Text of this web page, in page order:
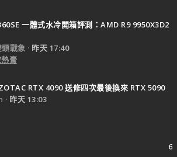
一體式水冷開箱評測：AMD R9 9950X3D2
戰象
昨天 17:40
膏
RTX 4090 送修四次最後換來 RTX 5090
昨天 13:03
6